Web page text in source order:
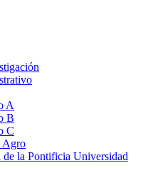
A
B
C
Agro
la Pontificia Universidad